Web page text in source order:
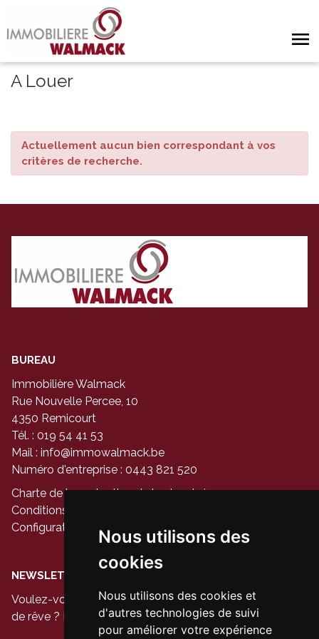
Nous utilisons des
cookies
Nous utilisons des cookies et
d'autres technologies de suivi
pour améliorer votre expérience
A Louer
Actuellement aucun bien correspondant à vos
critères de recherche.
BUREAU
Immobilière Walmack
Rue Nouvelle Percee, 10
4350 Remicourt
Tél. : 019 54 41 53
Mail : info@immowalmack.be
Numéro d'entreprise : 0443 821 520
Charte de la protection de la vie privée
Conditions générales d'utilisation du site
Configuration des cookies
NEWSLETTER
Voulez-vous être le premier à voir les nouvelles maisons
de rêve ? Inscrivez-vous à notre newsletter aujourd'hui.